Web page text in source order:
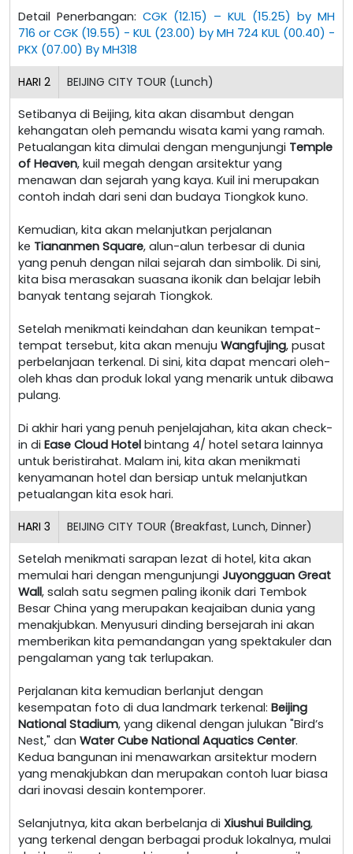
Detail Penerbangan: CGK (12.15) – KUL (15.25) by MH
716 or CGK (19.55) - KUL (23.00) by MH 724 KUL (00.40) -
PKX (07.00) By MH318
HARI 2 BEIJING CITY TOUR (Lunch)
Setibanya di Beijing, kita akan disambut dengan
kehangatan oleh pemandu wisata kami yang ramah.
Petualangan kita dimulai dengan mengunjungi Temple
of Heaven, kuil megah dengan arsitektur yang
menawan dan sejarah yang kaya. Kuil ini merupakan
contoh indah dari seni dan budaya Tiongkok kuno.
Kemudian, kita akan melanjutkan perjalanan
ke Tiananmen Square, alun-alun terbesar di dunia
yang penuh dengan nilai sejarah dan simbolik. Di sini,
kita bisa merasakan suasana ikonik dan belajar lebih
banyak tentang sejarah Tiongkok.
Setelah menikmati keindahan dan keunikan tempat-
tempat tersebut, kita akan menuju Wangfujing, pusat
perbelanjaan terkenal. Di sini, kita dapat mencari oleh-
oleh khas dan produk lokal yang menarik untuk dibawa
pulang.
Di akhir hari yang penuh penjelajahan, kita akan check-
in di Ease Cloud Hotel bintang 4/ hotel setara lainnya
untuk beristirahat. Malam ini, kita akan menikmati
kenyamanan hotel dan bersiap untuk melanjutkan
petualangan kita esok hari.
HARI 3 BEIJING CITY TOUR (Breakfast, Lunch, Dinner)
Setelah menikmati sarapan lezat di hotel, kita akan
memulai hari dengan mengunjungi Juyongguan Great
Wall, salah satu segmen paling ikonik dari Tembok
Besar China yang merupakan keajaiban dunia yang
menakjubkan. Menyusuri dinding bersejarah ini akan
memberikan kita pemandangan yang spektakuler dan
pengalaman yang tak terlupakan.
Perjalanan kita kemudian berlanjut dengan
kesempatan foto di dua landmark terkenal: Beijing
National Stadium, yang dikenal dengan julukan "Bird’s
Nest," dan Water Cube National Aquatics Center.
Kedua bangunan ini menawarkan arsitektur modern
yang menakjubkan dan merupakan contoh luar biasa
dari inovasi desain kontemporer.
Selanjutnya, kita akan berbelanja di Xiushui Building,
yang terkenal dengan berbagai produk lokalnya, mulai